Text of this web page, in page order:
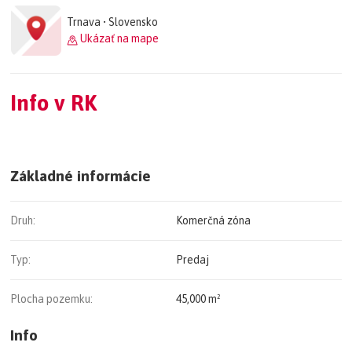
Trnava • Slovensko
Ukázať na mape
Info v RK
Základné informácie
Druh: Komerčná zóna
Typ: Predaj
Plocha pozemku: 45,000 m²
Info